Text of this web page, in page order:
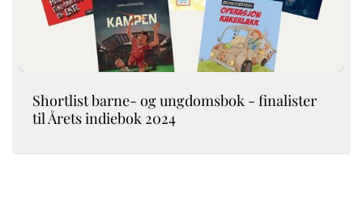
Shortlist barne- og ungdomsbok - finalister
til Årets indiebok 2024